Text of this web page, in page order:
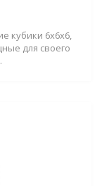
кубики 6х6х6,
для своего